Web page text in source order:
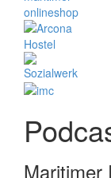
Maritimer